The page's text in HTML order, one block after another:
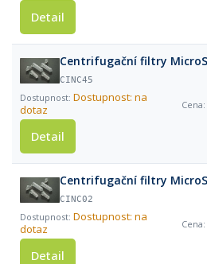
Detail
Centrifugační filtry
CINC45
Dostupnost: na
dotaz
Detail
Centrifugační filtry
CINC02
Dostupnost: na
dotaz
Detail